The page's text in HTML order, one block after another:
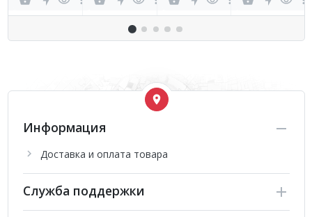
Информация
Доставка и оплата товара
Служба поддержки